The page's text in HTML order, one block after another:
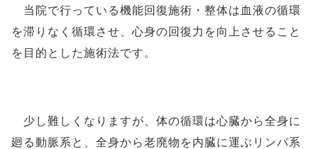
当院で行っている機能回復施術・整体は血液の循環
を滞りなく循環させ、心身の回復力を向上させること
を目的とした施術法です。
少し難しくなりますが、体の循環は心臓から全身に
廻る動脈系と、全身から老廃物を内臓に運ぶリンパ系